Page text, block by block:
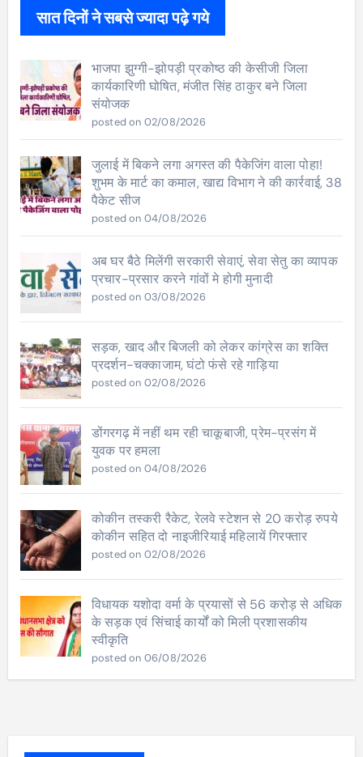
सात दिनों ने सबसे ज्यादा पढ़े गये
भाजपा झुग्गी-झोपड़ी प्रकोष्ठ की केसीजी जिला
कार्यकारिणी घोषित, मंजीत सिंह ठाकुर बने जिला
संयोजक
posted on 02/08/2026
जुलाई में बिकने लगा अगस्त की पैकेजिंग वाला पोहा!
शुभम के मार्ट का कमाल, खाद्य विभाग ने की कार्रवाई, 38
पैकेट सीज
posted on 04/08/2026
अब घर बैठे मिलेंगी सरकारी सेवाएं, सेवा सेतु का व्यापक
प्रचार-प्रसार करने गांवों मे होगी मुनादी
posted on 03/08/2026
सड़क, खाद और बिजली को लेकर कांग्रेस का शक्ति
प्रदर्शन-चक्काजाम, घंटो फंसे रहे गाड़िया
posted on 02/08/2026
डोंगरगढ़ में नहीं थम रही चाकूबाजी, प्रेम-प्रसंग में
युवक पर हमला
posted on 04/08/2026
कोकीन तस्करी रैकेट, रेलवे स्टेशन से 20 करोड़ रुपये
कोकीन सहित दो नाइजीरियाई महिलायें गिरफ्तार
posted on 02/08/2026
विधायक यशोदा वर्मा के प्रयासों से 56 करोड़ से अधिक
के सड़क एवं सिंचाई कार्यों को मिली प्रशासकीय
स्वीकृति
posted on 06/08/2026